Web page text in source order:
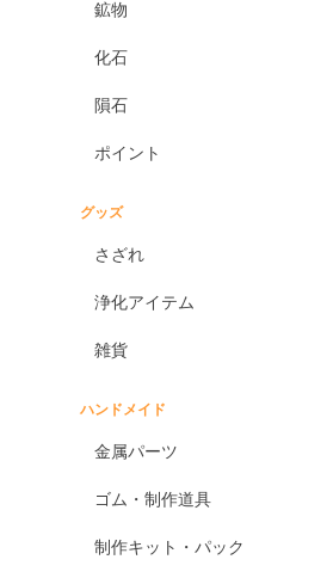
鉱物
化石
隕石
ポイント
グッズ
さざれ
浄化アイテム
雑貨
ハンドメイド
金属パーツ
ゴム・制作道具
制作キット・パック